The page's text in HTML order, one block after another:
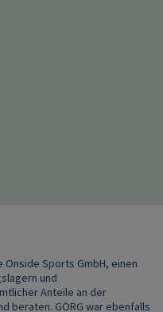
Onside Sports GmbH, einen
und
Anteile an der
beraten. GÖRG war ebenfalls